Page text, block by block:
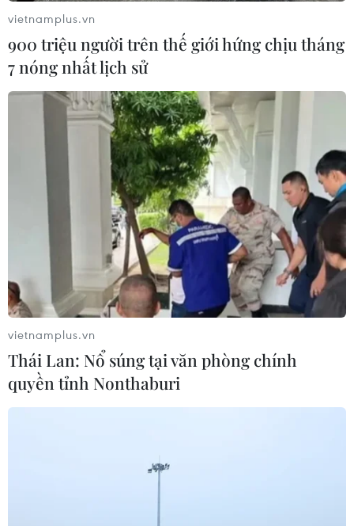
Davines Hair Show 2016 và những đòi hỏi
khắt khe của Angelo Seminara
04/11/2016 04:34
Chọn Việt Nam là điểm đến đầu tiên ở châu Á, nhà tạo
mẫu tóc hàng đầu thế giới Angelo Seminara đã đưa ra
những yêu cầu khắt khe và khủng khiếp khi đến với
Davines Hair Show 2016 vào ngày 10/11 tới.
vietnamplus.vn
900 triệu người trên thế giới hứng chịu tháng
7 nóng nhất lịch sử
vietnamplus.vn
Thái Lan: Nổ súng tại văn phòng chính
quyền tỉnh Nonthaburi